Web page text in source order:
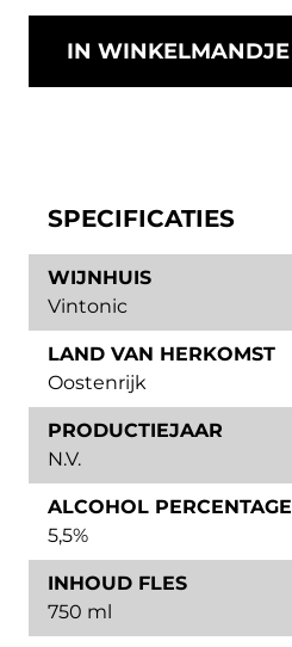
IN WINKELMANDJE
SPECIFICATIES
WIJNHUIS
Vintonic
LAND VAN HERKOMST
Oostenrijk
PRODUCTIEJAAR
N.V.
ALCOHOL PERCENTAGE
5,5%
INHOUD FLES
750 ml